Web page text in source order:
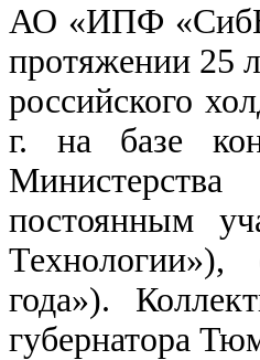
АО «ИПФ
протяжении 25
российского
г. на базе
постоянным
года»).
губернатора